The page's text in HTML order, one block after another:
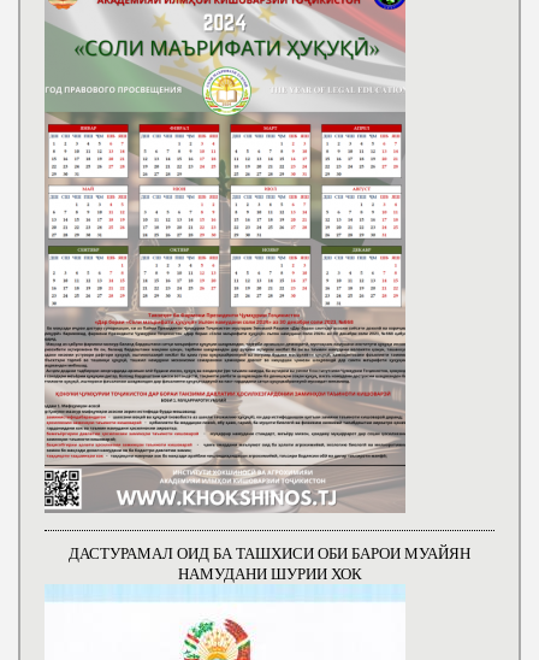
ДАСТУРАМАЛ ОИД БА ТАШХИСИ ОБИ БАРОИ МУАЙЯН
НАМУДАНИ ШУРИИ ХОК